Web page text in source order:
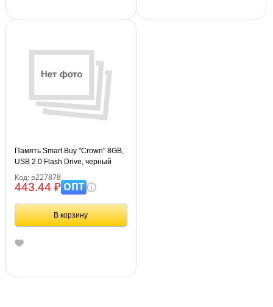
Память Smart Buy "Crown" 8GB,
USB 2.0 Flash Drive, черный
Код: р227878
443.44 ₽ОПТ
В корзину